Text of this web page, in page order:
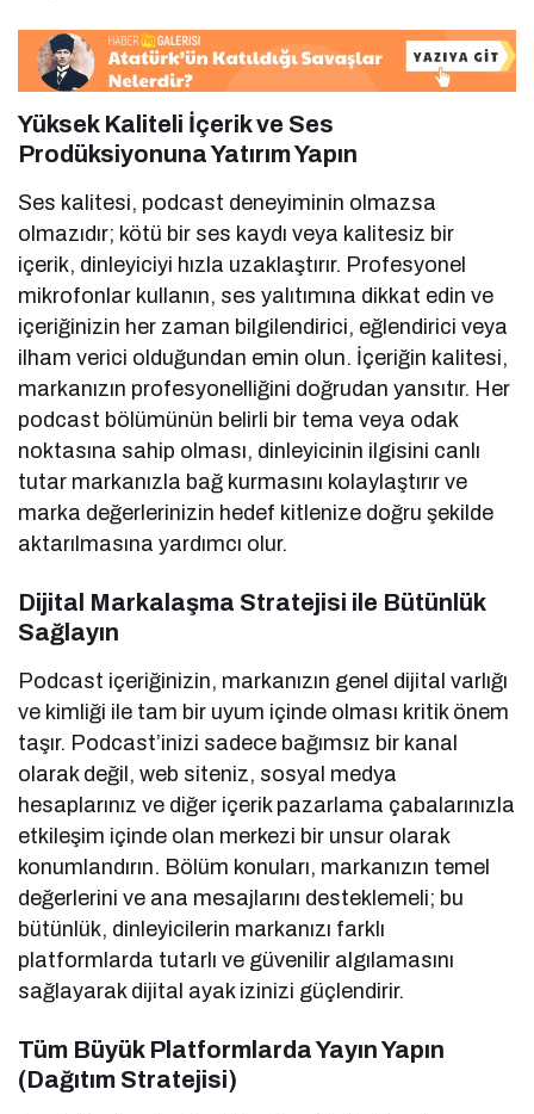
Yüksek Kaliteli İçerik ve Ses
Prodüksiyonuna Yatırım Yapın
Ses kalitesi, podcast deneyiminin olmazsa
olmazıdır; kötü bir ses kaydı veya kalitesiz bir
içerik, dinleyiciyi hızla uzaklaştırır. Profesyonel
mikrofonlar kullanın, ses yalıtımına dikkat edin ve
içeriğinizin her zaman bilgilendirici, eğlendirici veya
ilham verici olduğundan emin olun. İçeriğin kalitesi,
markanızın profesyonelliğini doğrudan yansıtır. Her
podcast bölümünün belirli bir tema veya odak
noktasına sahip olması, dinleyicinin ilgisini canlı
tutar markanızla bağ kurmasını kolaylaştırır ve
marka değerlerinizin hedef kitlenize doğru şekilde
aktarılmasına yardımcı olur.
Dijital Markalaşma Stratejisi ile Bütünlük
Sağlayın
Podcast içeriğinizin, markanızın genel dijital varlığı
ve kimliği ile tam bir uyum içinde olması kritik önem
taşır. Podcast’inizi sadece bağımsız bir kanal
olarak değil, web siteniz, sosyal medya
hesaplarınız ve diğer içerik pazarlama çabalarınızla
etkileşim içinde olan merkezi bir unsur olarak
konumlandırın. Bölüm konuları, markanızın temel
değerlerini ve ana mesajlarını desteklemeli; bu
bütünlük, dinleyicilerin markanızı farklı
platformlarda tutarlı ve güvenilir algılamasını
sağlayarak dijital ayak izinizi güçlendirir.
Tüm Büyük Platformlarda Yayın Yapın
(Dağıtım Stratejisi)